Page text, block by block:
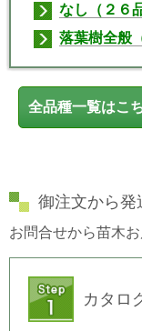
なし（２６
落葉樹全般
全品種一覧はこ
御注文から発
お問合せから苗木
カタロ